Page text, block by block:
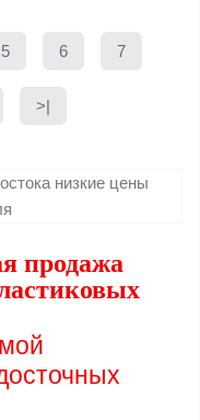
5 6 7
>|
продажа